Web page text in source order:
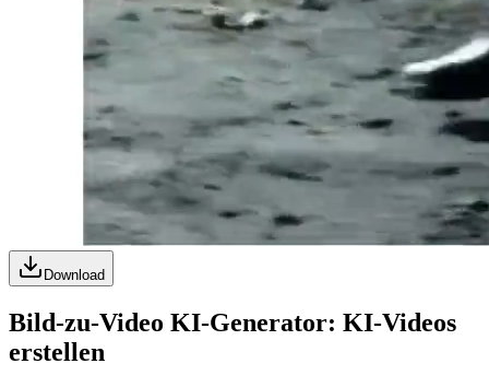
Download
Bild-zu-Video KI-Generator: KI-Videos
erstellen